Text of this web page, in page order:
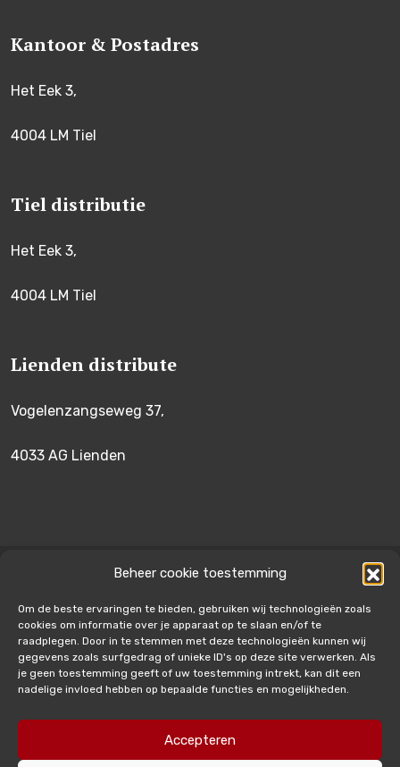
Beheer cookie toestemming
Om de beste ervaringen te bieden, gebruiken wij technologieën zoals
cookies om informatie over je apparaat op te slaan en/of te
raadplegen. Door in te stemmen met deze technologieën kunnen wij
gegevens zoals surfgedrag of unieke ID's op deze site verwerken. Als
je geen toestemming geeft of uw toestemming intrekt, kan dit een
nadelige invloed hebben op bepaalde functies en mogelijkheden.
Accepteren
Kantoor & Postadres
Het Eek 3,
4004 LM Tiel
Tiel distributie
Het Eek 3,
4004 LM Tiel
Lienden distribute
Vogelenzangseweg 37,
4033 AG Lienden
Algemene voorwaarden
Logistieke
Service Voorwaarden | CMR Privacyverklaring | Cookies
Disclaimer